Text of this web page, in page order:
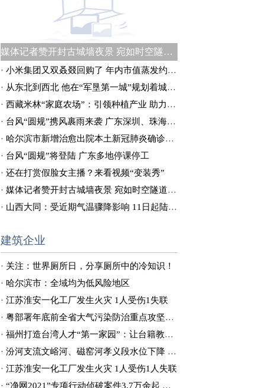
媒体记者赞开封古城墙夜景 宛如时空隧道式“穿越”体验
· 小米集团又双叒叕回购了 年内市值蒸发约1990亿港元
· 从东北到西北 他在“军垦第一城”规划着城建未来
· 西藏米林“家庭农场”：引领种植产业 助力乡村振兴
· 台风“圆规”携风裹雨来袭 广东深圳、珠海等地停课停工
· 哈尔滨市新增治愈出院本土新冠肺炎确诊病例8例
· 台风“圆规”将登陆 广东多地停课停工
· 还在打赏假脸女主播？来看视频“变装秀”
· 媒体记者赞开封古城墙夜景 宛如时空隧道式“穿越”体验
· 山西大同：受近期气温骤降影响 11日起陆续供暖
建筑企业
· 关注：世界厕所日，分享厕所中的冷知识！
· 哈尔滨市：全域均为低风险地区
· 江苏淮安一化工厂发生火灾 1人受伤1失联
· 粤部署年底前全省大气污染防治重点攻坚工作
· 福州打造台湾人才“第一家园”：让台籍教师“来得了、留得下”
· 汾河支流文峪河、磁窑河孝义段水位下降 正在推进决口封堵
· 江苏淮安一化工厂发生火灾 1人受伤1人失联
· “净网2021”专项行动侦破案件3.7万余起 抓获嫌犯8万余人